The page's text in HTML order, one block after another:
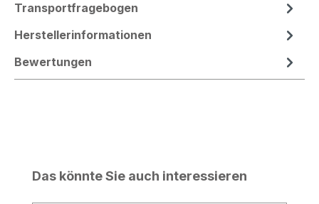
Transportfragebogen
Herstellerinformationen
Bewertungen
Produktgalerie überspringen
Das könnte Sie auch interessieren